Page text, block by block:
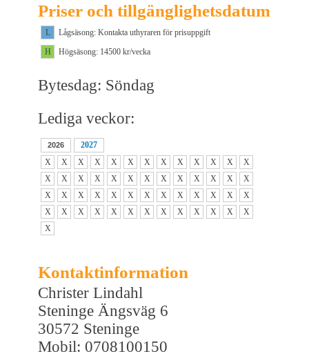
Priser och tillgänglighetsdatum
L
Lågsäsong: Kontakta uthyraren för prisuppgift
H
Högsäsong: 14500 kr/vecka
Bytesdag: Söndag
Lediga veckor:
2026
2027
X
X X X X X X X X X X X
X
X
X X X X X X X X X X X
X
X
X X X X X X X X X X X
X
X
X X X X X X X X X X X
X
X
Kontaktinformation
Christer Lindahl
Steninge Ängsväg 6
30572 Steninge
Mobil: 0708100150